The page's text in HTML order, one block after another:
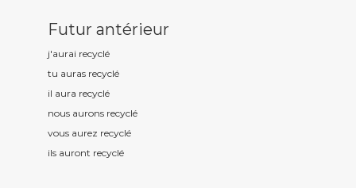
Futur antérieur
j'aurai recyclé
tu auras recyclé
il aura recyclé
nous aurons recyclé
vous aurez recyclé
ils auront recyclé